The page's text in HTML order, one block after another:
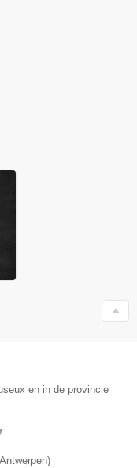
en in de provincie
Antwerpen)